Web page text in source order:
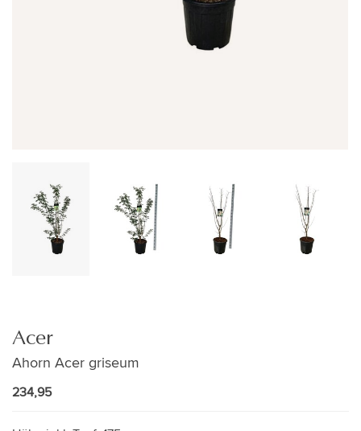
Acer
Ahorn Acer griseum
234,95